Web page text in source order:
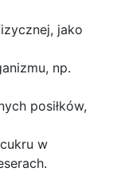
jako
np.
posiłków,
w